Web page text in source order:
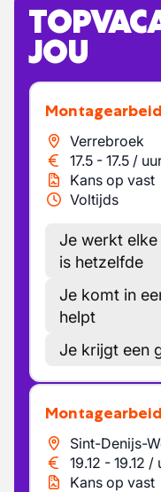
JOU
Verrebroek
17.5 - 17.5 /
Kans op vast
Voltijds
Je werkt
is hetzelfde
Je komt in
helpt
Je krijgt een
Sint-Denijs-
19.12 - 19.12 /
Kans op vast